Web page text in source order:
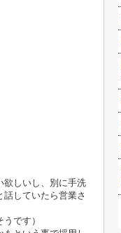
欲しいし、別に手洗
していたら営業さ
です）